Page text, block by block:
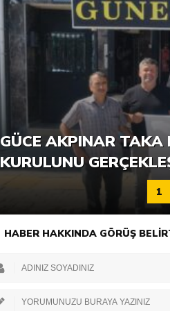
6. GÜCE TEKKEKÖY
KATILIMLA
GÜCE AKPINAR TAKA
KURULUNU
1
HABER HAKKINDA GÖRÜŞ